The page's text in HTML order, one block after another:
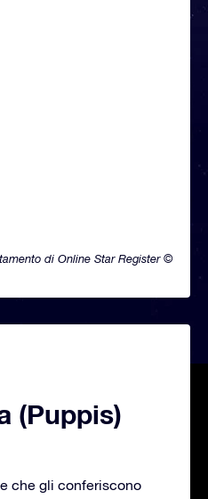
di Online Star Register ©
(Puppis)
che gli conferiscono